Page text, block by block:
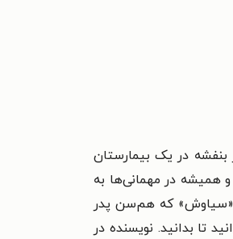
بنفشه در یک بیمارستان
همیشه در مهمانی‌ها به
«سیاوش» که هم‌سن پدر
تا بدانید. نویسنده در